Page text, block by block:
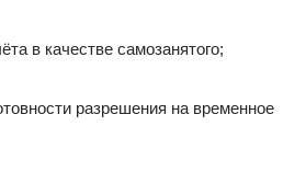
в качестве самозанятого;
разрешения на временное